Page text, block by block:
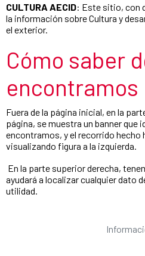
CULTURA AECID: Este sitio, con
la información sobre Cultura y
el exterior.
Cómo saber
encontramos
Fuera de la página inicial, en la
página, se muestra un banner que
encontramos, y el recorrido hecho
visualizando figura a la izquierda.
En la parte superior derecha,
ayudará a localizar cualquier dato
utilidad.